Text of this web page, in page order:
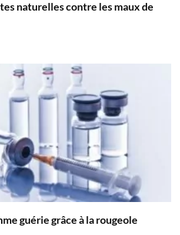
naturelles contre les maux de
guérie grâce à la rougeole